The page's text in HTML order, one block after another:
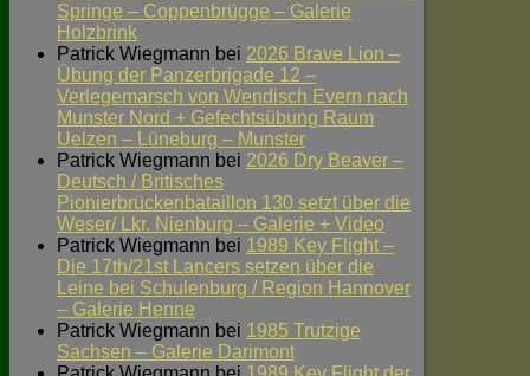
Springe – Coppenbrügge – Galerie
Holzbrink
Patrick Wiegmann bei 2026 Brave Lion –
Übung der Panzerbrigade 12 –
Verlegemarsch von Wendisch Evern nach
Munster Nord + Gefechtsübung Raum
Uelzen – Lüneburg – Munster
Patrick Wiegmann bei 2026 Dry Beaver –
Deutsch / Britisches
Pionierbrückenbataillon 130 setzt über die
Weser/ Lkr. Nienburg – Galerie + Video
Patrick Wiegmann bei 1989 Key Flight –
Die 17th/21st Lancers setzen über die
Leine bei Schulenburg / Region Hannover
– Galerie Henne
Patrick Wiegmann bei 1985 Trutzige
Sachsen – Galerie Darimont